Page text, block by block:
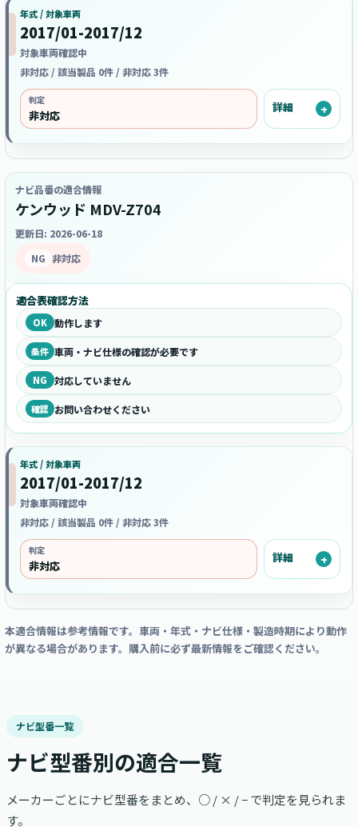
年式 / 対象車両
2017/01-2017/12
対象車両確認中
非対応 / 該当製品 0件 / 非対応 3件
判定
非対応
詳細
ナビ品番の適合情報
ケンウッド MDV-Z704
更新日: 2026-06-18
NG 非対応
適合表確認方法
OK 動作します
条件 車両・ナビ仕様の確認が必要です
NG 対応していません
確認 お問い合わせください
年式 / 対象車両
2017/01-2017/12
対象車両確認中
非対応 / 該当製品 0件 / 非対応 3件
判定
非対応
詳細
本適合情報は参考情報です。車両・年式・ナビ仕様・製造時期により動作
が異なる場合があります。購入前に必ず最新情報をご確認ください。
ナビ型番一覧
ナビ型番別の適合一覧
メーカーごとにナビ型番をまとめ、○ / × / − で判定を見られま
す。